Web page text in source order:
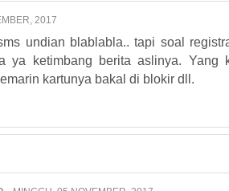
2017
undian blablabla.. tapi soal
ya ketimbang berita aslinya. Yang
kartunya bakal di blokir dll.